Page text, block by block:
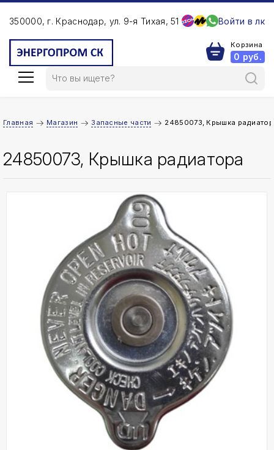
350000, г. Краснодар, ул. 9-я Тихая, 51 Войти в лк
Корзина
0 руб.
Главная Магазин Запасные части 24850073, Крышка
24850073, Крышка радиатора